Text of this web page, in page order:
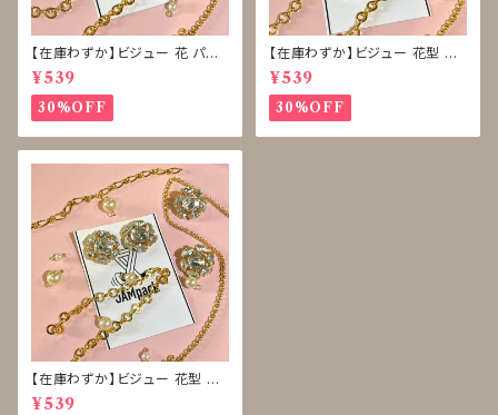
【在庫わずか】ビジュー 花 パー
ル ボタン 再販なし
¥539
30%OFF
【在庫わずか】ビジュー 花型 雪
型 ボタン 再販なし
¥539
30%OFF
【在庫わずか】ビジュー 花型 ボ
タン 再販なし
¥539